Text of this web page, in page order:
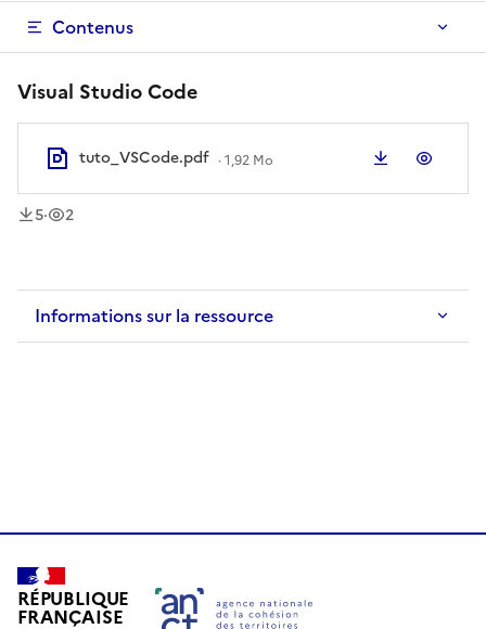
Contenus
Visual Studio Code
tuto_VSCode.pdf ·1,92 Mo Télécharger
5
téléchargement
· 2
vues
Informations sur la ressource
RÉPUBLIQUE
FRANÇAISE